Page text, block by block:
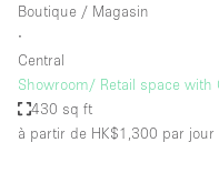
Boutique / Magasin
∙
Central
Showroom/ Retail space with
430 sq ft
à partir de HK$1,300 par jour